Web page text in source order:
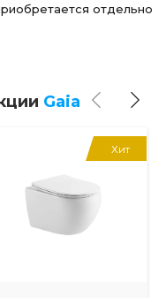
отдельно
Gaia
Хит